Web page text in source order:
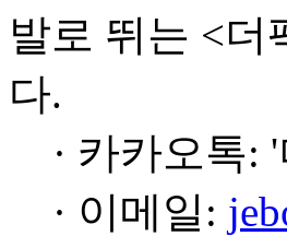
발로 뛰는 <더
다.
· 카카오톡:
· 이메일: